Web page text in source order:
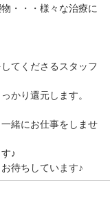
・・・様々な治療に
てくださるスタッフ
かり還元します。
緒にお仕事をしませ
♪
待ちしています♪